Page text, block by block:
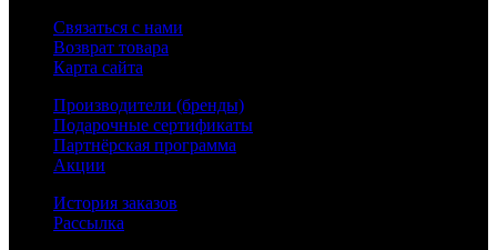
Связаться с нами
Возврат товара
Карта сайта
Производители (бренды)
Подарочные сертификаты
Партнёрская программа
Акции
История заказов
Рассылка